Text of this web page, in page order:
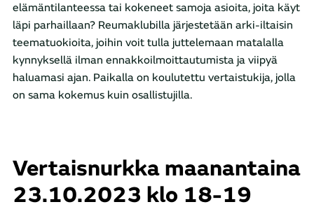
elämäntilanteessa tai kokeneet samoja asioita, joita käyt
läpi parhaillaan? Reumaklubilla järjestetään arki-iltaisin
teematuokioita, joihin voit tulla juttelemaan matalalla
kynnyksellä ilman ennakkoilmoittautumista ja viipyä
haluamasi ajan. Paikalla on koulutettu vertaistukija, jolla
on sama kokemus kuin osallistujilla.
Vertaisnurkka maanantaina
23.10.2023 klo 18-19